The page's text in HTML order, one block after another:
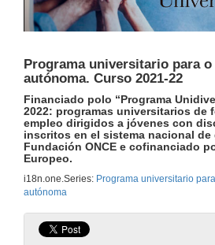
Programa universitario para
autónoma. Curso 2021-22
Financiado polo “Programa
2022: programas universitarios de
empleo dirigidos a jóvenes con
inscritos en el sistema nacional de
Fundación ONCE e cofinanciado
Europeo.
i18n.one.Series: Programa universitario
autónoma